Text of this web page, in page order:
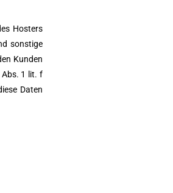
Hosters
sonstige
Kunden
Abs. 1 lit. f
Daten